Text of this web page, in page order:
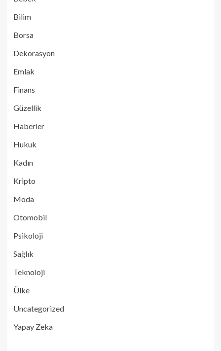
Bilim
Borsa
Dekorasyon
Emlak
Finans
Güzellik
Haberler
Hukuk
Kadın
Kripto
Moda
Otomobil
Psikoloji
Sağlık
Teknoloji
Ülke
Uncategorized
Yapay Zeka